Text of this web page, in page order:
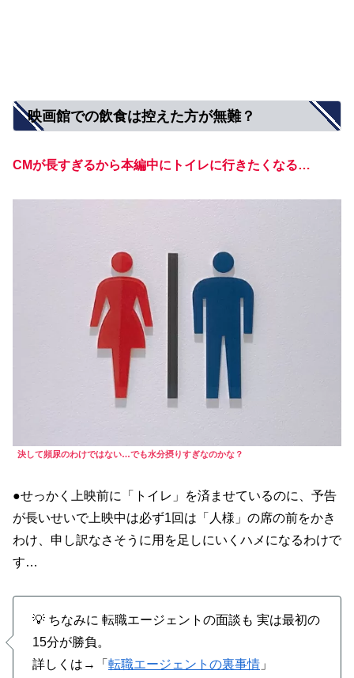
映画館での飲食は控えた方が無難？
CMが長すぎるから本編中にトイレに行きたくなる…
決して頻尿のわけではない…でも水分摂りすぎなのかな？
●せっかく上映前に「トイレ」を済ませているのに、予告
が長いせいで上映中は必ず1回は「人様」の席の前をかき
わけ、申し訳なさそうに用を足しにいくハメになるわけで
す…
💡 ちなみに 転職エージェントの面談も 実は最初の
15分が勝負。
詳しくは→「 転職エージェントの裏事情 」